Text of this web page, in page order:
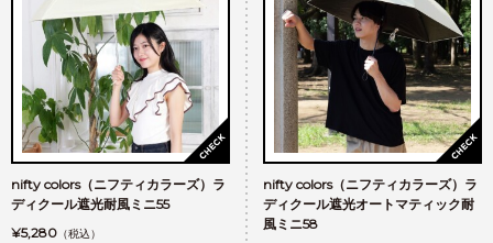
nifty colors（ニフティカラーズ）ラ
ディクール遮光耐風ミニ55
¥5,280 （税込）
nifty colors（ニフティカラーズ）ラ
ディクール遮光オートマティック耐
風ミニ58